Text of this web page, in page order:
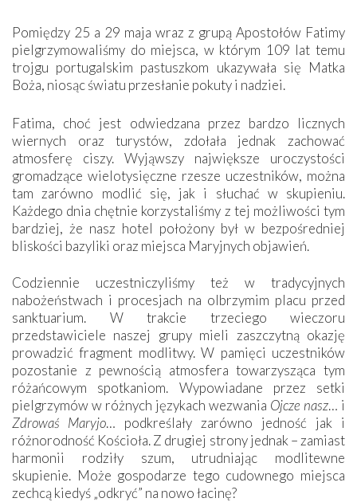
Pomiędzy 25 a 29 maja wraz z grupą Apostołów Fatimy
pielgrzymowaliśmy do miejsca, w którym 109 lat temu
trojgu portugalskim pastuszkom ukazywała się Matka
Boża, niosąc światu przesłanie pokuty i nadziei.
Fatima, choć jest odwiedzana przez bardzo licznych
wiernych oraz turystów, zdołała jednak zachować
atmosferę ciszy. Wyjąwszy największe uroczystości
gromadzące wielotysięczne rzesze uczestników, można
tam zarówno modlić się, jak i słuchać w skupieniu.
Każdego dnia chętnie korzystaliśmy z tej możliwości tym
bardziej, że nasz hotel położony był w bezpośredniej
bliskości bazyliki oraz miejsca Maryjnych objawień.
Codziennie uczestniczyliśmy też w tradycyjnych
nabożeństwach i procesjach na olbrzymim placu przed
sanktuarium. W trakcie trzeciego wieczoru
przedstawiciele naszej grupy mieli zaszczytną okazję
prowadzić fragment modlitwy. W pamięci uczestników
pozostanie z pewnością atmosfera towarzysząca tym
różańcowym spotkaniom. Wypowiadane przez setki
pielgrzymów w różnych językach wezwania Ojcze nasz… i
Zdrowaś Maryjo… podkreślały zarówno jedność jak i
różnorodność Kościoła. Z drugiej strony jednak – zamiast
harmonii rodziły szum, utrudniając modlitewne
skupienie. Może gospodarze tego cudownego miejsca
zechcą kiedyś „odkryć” na nowo łacinę?